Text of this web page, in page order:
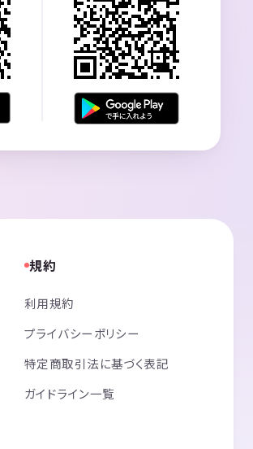
規約
利用規約
プライバシーポリシー
特定商取引法に基づく表記
ガイドライン一覧